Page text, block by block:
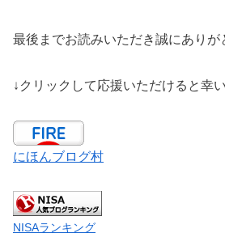
最後までお読みいただき誠にありが
↓クリックして応援いただけると幸い
にほんブログ村
NISAランキング